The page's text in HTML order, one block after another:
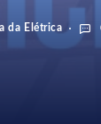
da Elétrica